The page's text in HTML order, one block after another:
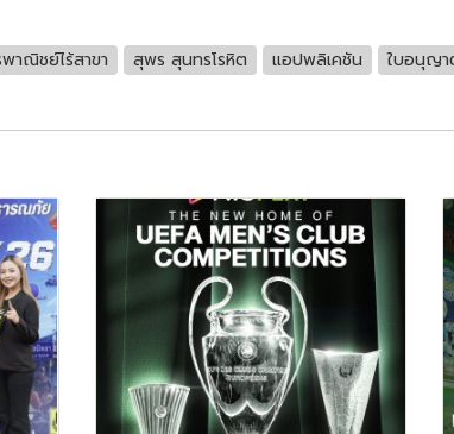
าณิชย์ไร้สาขา สุพร สุนทรโรหิต แอปพลิเคชัน ใบอนุญา